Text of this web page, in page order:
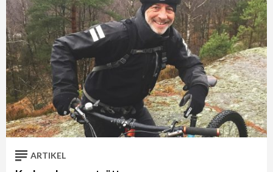
ARTIKEL